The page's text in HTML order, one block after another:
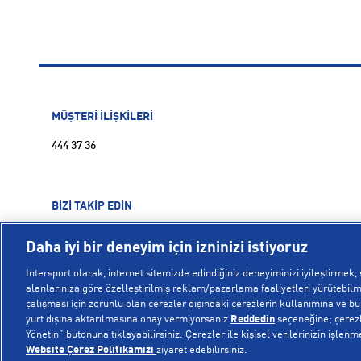
MÜŞTERİ İLİŞKİLERİ
444 37 36
BİZİ TAKİP EDİN
Daha iyi bir deneyim için izninizi istiyoruz
Intersport olarak, internet sitemizde edindiğiniz deneyiminizi
alanlarınıza göre özelleştirilmiş reklam/pazarlama faaliyetleri
çalışması için zorunlu olan çerezler dışındaki çerezlerin kullanımına ve
yurt dışına aktarılmasına onay vermiyorsanız Reddedin seçeneğine;
Yönetin” butonuna tıklayabilirsiniz. Çerezler ile kişisel verilerinizin
Website Çerez Politikamızı ziyaret edebilirsiniz.